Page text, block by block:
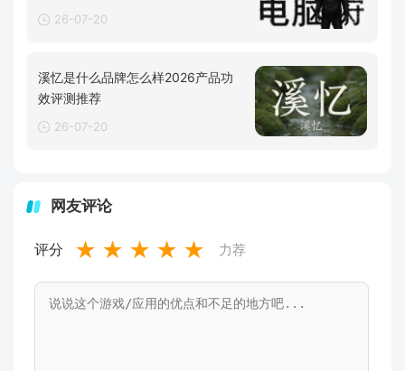
26-07-20
溪忆是什么品牌怎么样2026产品功
效评测推荐
26-07-20
网友评论
评分 ★ ★ ★ ★ ★ 力荐